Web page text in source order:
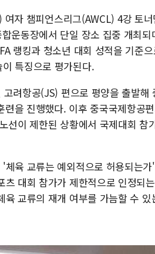
자 챔피언스리그(AWCL) 4강 토
운동장에서 단일 장소 집중 개최
랭킹과 청소년 대회 성적을 기준
특징으로 평가된다.
려항공(JS) 편으로 평양을 출발해
을 진행했다. 이후 중국국제항공
선이 제한된 상황에서 국제대회 참
육 교류는 예외적으로 허용되는
대회 참가가 제한적으로 인정되
교류의 재개 여부를 가늠할 수